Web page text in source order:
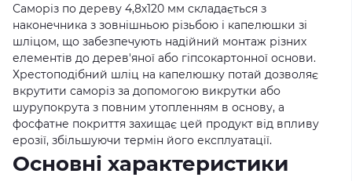
Саморіз по дереву 4,8x120 мм складається з
наконечника з зовнішньою різьбою і капелюшки зі
шліцом, що забезпечують надійний монтаж різних
елементів до дерев'яної або гіпсокартонної основи.
Хрестоподібний шліц на капелюшку потай дозволяє
вкрутити саморіз за допомогою викрутки або
шурупокрута з повним утопленням в основу, а
фосфатне покриття захищає цей продукт від впливу
ерозії, збільшуючи термін його експлуатації.
Основні характеристики